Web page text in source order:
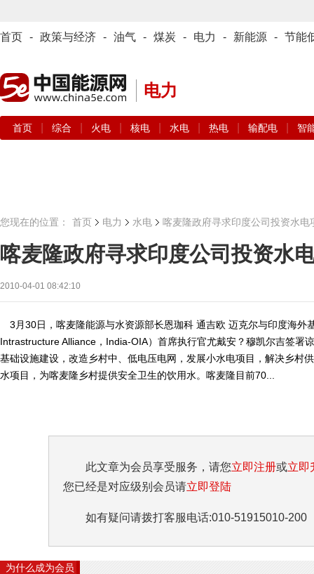
首页 - 政策与经济 - 油气 - 煤炭 - 电力 - 新能源 - 节能
电力
首页 综合 火电 核电 水电 热电 输配电 智
您现在的位置： 首页 电力 水电 喀麦隆政府寻求印度公司投资水电
喀麦隆政府寻求印度公司投资水
2010-04-01 08:42:10
3月30日，喀麦隆能源与水资源部长恩珈科 通吉欧 迈克尔与印度海外
Intrastructure Alliance，India-OIA）首席执行官尤戴安？穆凯尔吉签署
基础设施建设，改造乡村中、低电压电网，发展小水电项目，解决乡村
水项目，为喀麦隆乡村提供安全卫生的饮用水。喀麦隆目前70...
此文章为会员享受服务，请您立即注册或立即
您已经是对应级别会员请立即登陆
如有疑问请拨打客服电话:010-51915010-200
为什么成为会员